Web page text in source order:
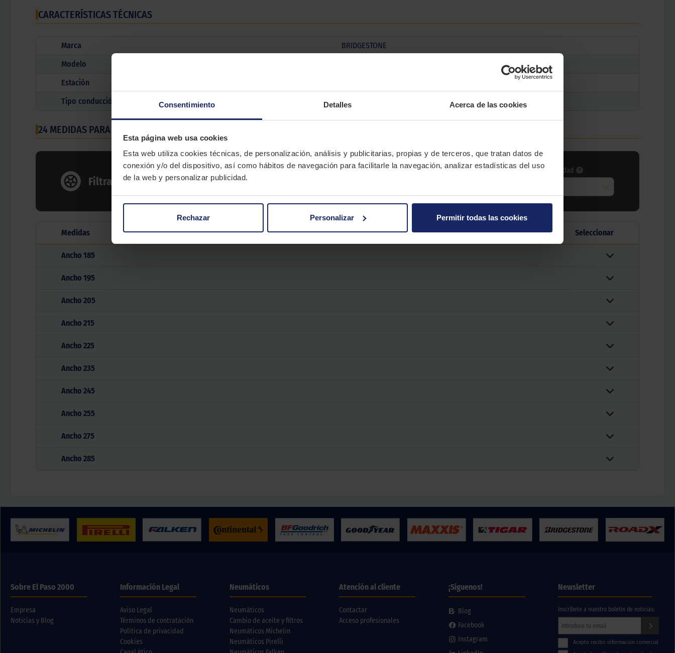
Consentimiento Detalles Acerca de las cookies
Esta página web usa cookies
Esta web utiliza cookies técnicas, de personalización, análisis y publicitarias, propias y de terceros, que tratan datos de
conexión y/o del dispositivo, así como hábitos de navegación para facilitarle la navegación, analizar estadísticas del uso
de la web y personalizar publicidad.
Rechazar Personalizar Permitir todas las cookies
CARACTERÍSTICAS TÉCNICAS
Marca
BRIDGESTONE
Modelo
Estación
Tipo conducción
COMFORT
24 MEDIDAS PARA EL NEUMÁTICO
Filtrar por medida
Ancho neumático
Serie
Llanta
Índice carga
Índice velocidad
Medidas Marcaje Especificaciones Ecolabel Seleccionar
Ancho 185
Ancho 195
Ancho 205
Ancho 215
Ancho 225
Ancho 235
Ancho 245
Ancho 255
Ancho 275
Ancho 285
Sobre El Paso 2000
Empresa
Noticias y Blog
Información Legal
Aviso Legal
Términos de contratación
Política de privacidad
Cookies
Neumáticos
Neumáticos
Cambio de aceite y filtros
Neumáticos Michelin
Neumáticos Pirelli
Atención al cliente
Contactar
Acceso profesionales
¡Síguenos!
Blog
Facebook
Instagram
Newsletter
Inscríbete a nuestro boletín de noticias:
Acepto recibir información comercial